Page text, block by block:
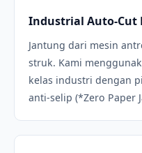
Industrial Auto-Cut
Jantung dari mesin
struk. Kami
kelas industri dengan
anti-selip (*Zero Paper